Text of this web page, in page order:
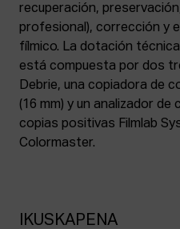
recuperación,
profesional), corrección y
fílmico. La dotación
está compuesta por dos
Debrie, una copiadora de
(16 mm) y un analizador
copias positivas Filmlab
Colormaster.
IKUSKAPENA